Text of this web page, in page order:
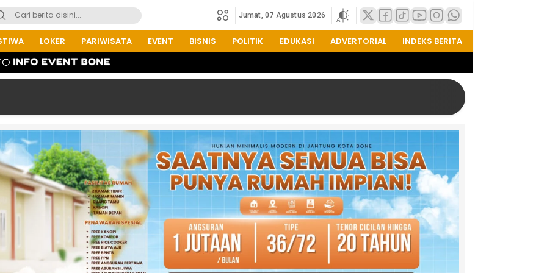
Jumat, 07 Agustus 2026
LOKER PARIWISATA EVENT BISNIS POLITIK EDUKASI ADVERTORIAL
INDEKS BERITA